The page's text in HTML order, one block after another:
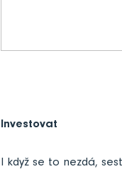
Investovat
I když se to nezdá,